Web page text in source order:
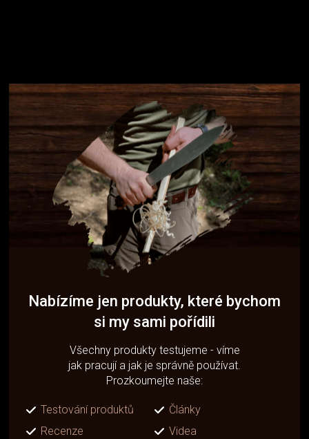
Nabízíme jen produkty, které bychom
si my sami pořídili
Všechny produkty testujeme - víme
jak pracují a jak je správně používat.
Prozkoumejte naše:
Testování produktů
Články
Recenze
Videa